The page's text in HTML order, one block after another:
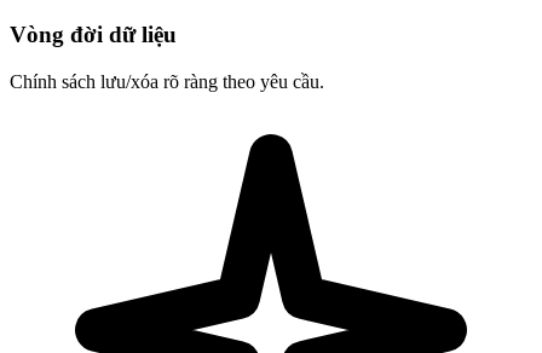
Vòng đời dữ liệu
Chính sách lưu/xóa rõ ràng theo yêu cầu.